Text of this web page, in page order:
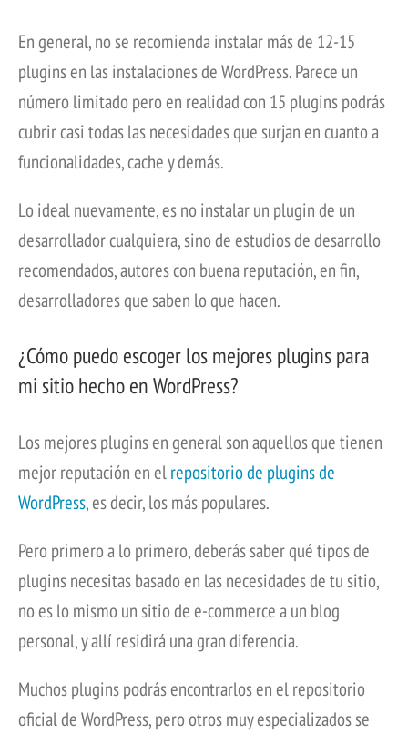
En general, no se recomienda instalar más de 12-15
plugins en las instalaciones de WordPress. Parece un
número limitado pero en realidad con 15 plugins podrás
cubrir casi todas las necesidades que surjan en cuanto a
funcionalidades, cache y demás.
Lo ideal nuevamente, es no instalar un plugin de un
desarrollador cualquiera, sino de estudios de desarrollo
recomendados, autores con buena reputación, en fin,
desarrolladores que saben lo que hacen.
¿Cómo puedo escoger los mejores plugins para
mi sitio hecho en WordPress?
Los mejores plugins en general son aquellos que tienen
mejor reputación en elrepositorio de plugins de
WordPress, es decir, los más populares.
Pero primero a lo primero, deberás saber qué tipos de
plugins necesitas basado en las necesidades de tu sitio,
no es lo mismo un sitio de e-commerce a un blog
personal, y allí residirá una gran diferencia.
Muchos plugins podrás encontrarlos en el repositorio
oficial de WordPress, pero otros muy especializados se